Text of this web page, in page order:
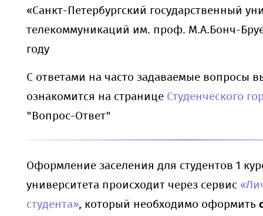
«Санкт-Петербургский государственный
телекоммуникаций им. проф. М.А.Бонч-
году
С ответами на часто задаваемые вопросы
ознакомится на странице Студенческого
"Вопрос-Ответ"
Оформление заселения для студентов 1
университета происходит через сервис
студента», который необходимо оформить